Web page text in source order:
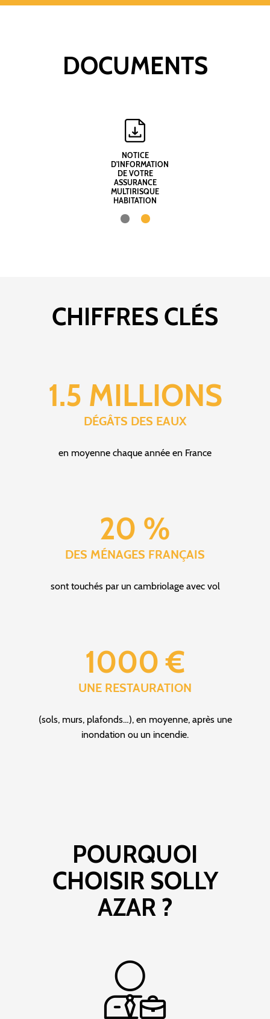
DOCUMENTS
NOTICE
D'INFORMATION
DE VOTRE
ASSURANCE
MULTIRISQUE
HABITATION
CHIFFRES CLÉS
1.5 MILLIONS
DÉGÂTS DES EAUX
en moyenne chaque année en France
20 %
DES MÉNAGES FRANÇAIS
sont touchés par un cambriolage avec vol
1000 €
UNE RESTAURATION
(sols, murs, plafonds…), en moyenne, après une
inondation ou un incendie.
POURQUOI
CHOISIR SOLLY
AZAR ?